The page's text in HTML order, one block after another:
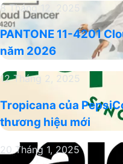
PANTONE
11-
4201
Cloud
Màu
của
năm
8 Tháng 12, 2025
PANTONE 11-4201
năm 2026
Tropicana
PepsiCo
tái
với
12 Tháng 2, 2025
Tropicana của
thương hiệu mới
Pinterest
20 Tháng 1, 2025